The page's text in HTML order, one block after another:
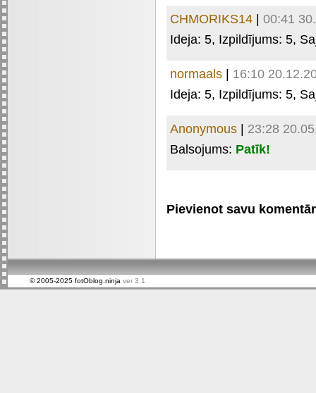
CHMORIKS14 | 00:41
Ideja: 5, Izpildījums: 5,
normaals | 16:10
Ideja: 5, Izpildījums: 5,
Anonymous | 23:28
Balsojums: Patīk!
Pievienot savu
© 2005-2025 fotOblog.ninja ver 3.1